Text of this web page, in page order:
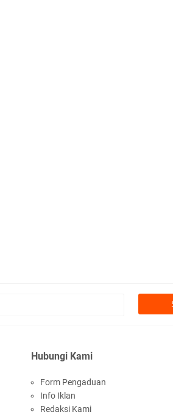
Hubungi Kami
Form Pengaduan
Info Iklan
Redaksi Kami